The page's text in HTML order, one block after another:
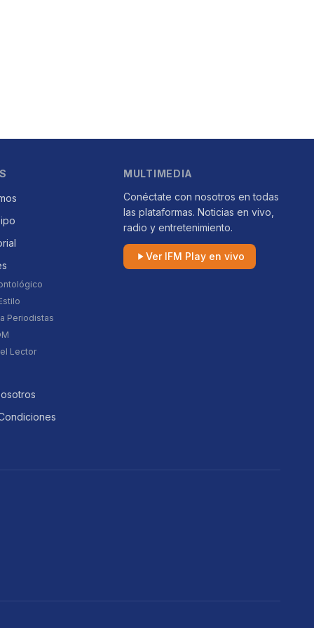
Periodistas
Lector
MULTIMEDIA
Conéctate con nosotros en todas
las plataformas. Noticias en vivo,
radio y entretenimiento.
Ver IFM Play en vivo